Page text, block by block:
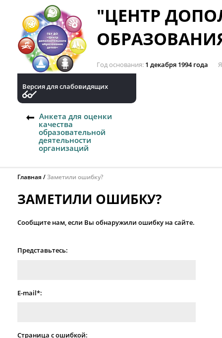
"ЦЕНТР
Год основания 1 декабря 1994 года
Версия для слабовидящих
Анкета для оценки
качества
образовательной
деятельности
организаций
Главная Заметили ошибку?
ЗАМЕТИЛИ ОШИБКУ?
Сообщите нам, если Вы обнаружили ошибку на сайте.
Представьтесь:
E-mail*:
Страница с ошибкой: